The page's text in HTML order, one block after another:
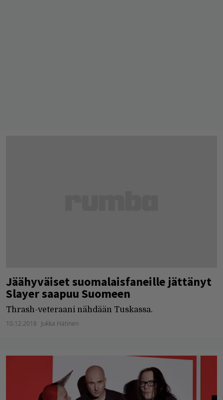
Jäähyväiset suomalaisfaneille jättänyt
Slayer saapuu Suomeen
Thrash-veteraani nähdään Tuskassa.
10.12.2018 Jukka Hätinen